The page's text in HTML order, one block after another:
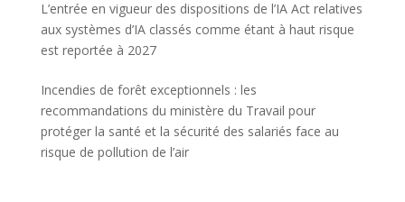
L’entrée en vigueur des dispositions de l’IA Act relatives
aux systèmes d’IA classés comme étant à haut risque
est reportée à 2027
Incendies de forêt exceptionnels : les
recommandations du ministère du Travail pour
protéger la santé et la sécurité des salariés face au
risque de pollution de l’air